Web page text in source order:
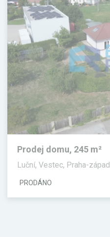
Prodej domu, 245 m²
Luční, Vestec, Praha-západ
PRODÁNO